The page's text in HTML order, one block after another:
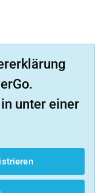
unter einer